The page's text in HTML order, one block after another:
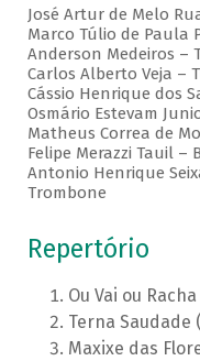
José Artur de Melo
Marco Túlio de Paula
Anderson Medeiros –
Carlos Alberto Veja –
Cássio Henrique dos
Osmário Estevam
Matheus Correa de
Felipe Merazzi Tauil –
Antonio Henrique
Trombone
Repertório
Ou Vai ou
Terna Saudade
Maxixe das